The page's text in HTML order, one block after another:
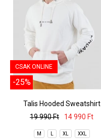
CSAK ONLINE
-25%
Talis Hooded Sweatshirt
19 990 Ft
14 990 Ft
M L XL XXL